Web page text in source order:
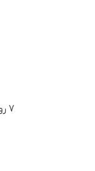
7 روز ضمانت بازگشت پول